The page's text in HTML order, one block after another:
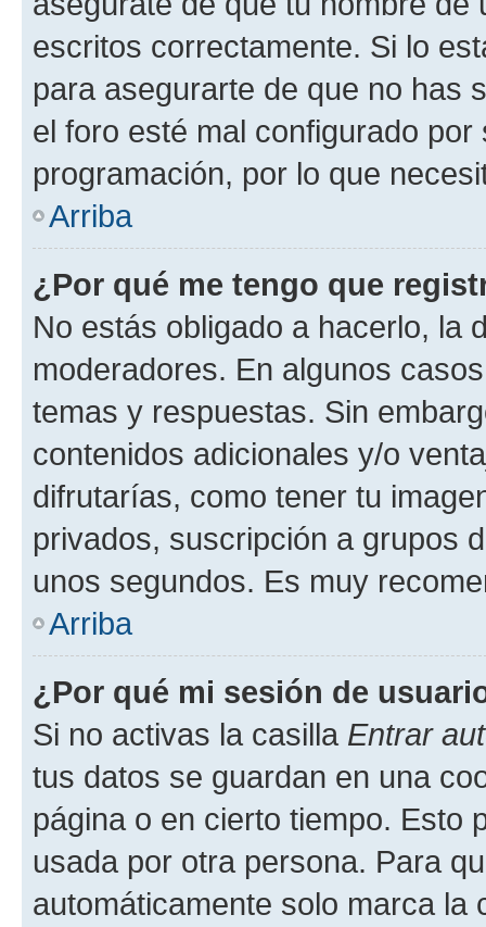
escritos correctamente. Si lo
para asegurarte de que no has
el foro esté mal configurado
programación, por lo que
Arriba
¿Por qué me tengo que
No estás obligado a hacerlo, la
moderadores. En algunos
temas y respuestas. Sin
contenidos adicionales y/o
difrutarías, como tener tu
privados, suscripción a grupos
unos segundos. Es muy
Arriba
¿Por qué mi sesión de
Si no activas la casilla Entrar
tus datos se guardan en una
página o en cierto tiempo. Esto
usada por otra persona. Para
automáticamente solo marca la